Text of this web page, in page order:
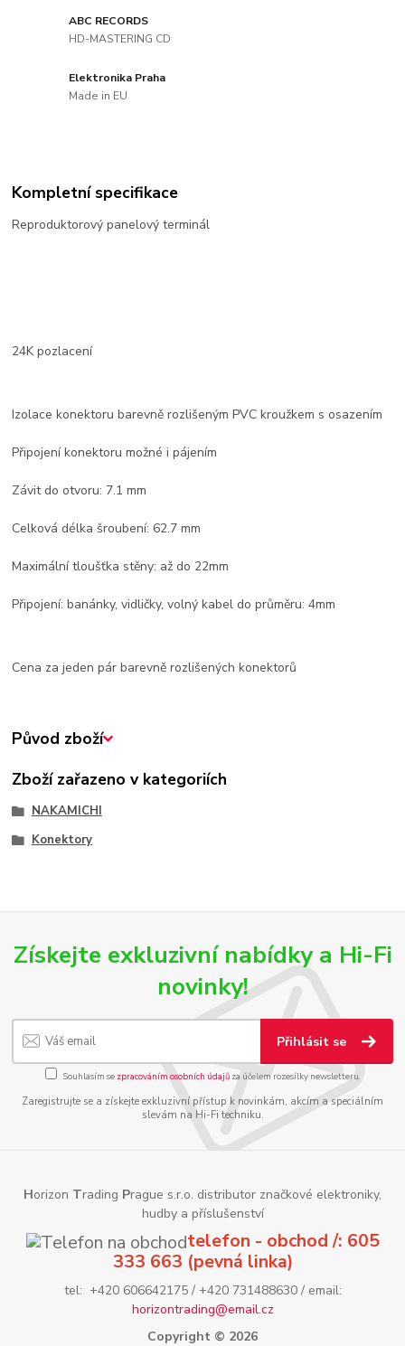
ABC RECORDS
HD-MASTERING CD
Elektronika Praha
Made in EU
Kompletní specifikace
Reproduktorový panelový terminál
24K pozlacení
Izolace konektoru barevně rozlišeným PVC kroužkem s osazením
Připojení konektoru možné i pájením
Závit do otvoru: 7.1 mm
Celková délka šroubení: 62.7 mm
Maximální tloušťka stěny: až do 22mm
Připojení: banánky, vidličky, volný kabel do průměru: 4mm
Cena za jeden pár barevně rozlišených konektorů
Původ zboží
Zboží zařazeno v kategoriích
NAKAMICHI
Konektory
Získejte exkluzivní nabídky a Hi-Fi
novinky!
Přihlásit se
Souhlasím se zpracováním osobních údajůza účelem rozesílky newsletteru.
Zaregistrujte se a získejte exkluzivní přístup k novinkám, akcím a speciálním
slevám na Hi-Fi techniku.
Horizon Trading Prague s.r.o. distributor značkové elektroniky,
hudby a příslušenství
telefon - obchod /: 605
333 663 (pevná linka)
tel: +420 606642175 / +420 731488630 / email:
horizontrading@email.cz
Copyright © 2026